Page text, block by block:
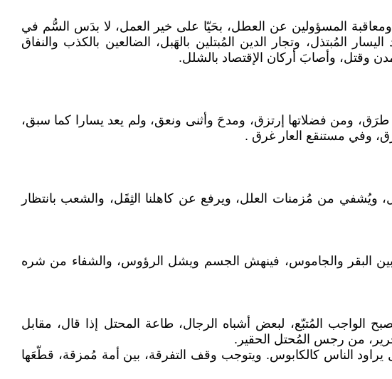
ومعاقبة المسؤولين عن العطل، بحَيّا على خير العمل، لا بدَس السُّم في
المُبتذل، وتجار الدين المُبتلين بالهَبل، الضالعين بالكذب والنفاق
وقتل، وأصابَ أركان الإقتصاد بالشلل.
طرَق، ومن فضلاتها إرتزق، ومدحَ وأثنى ونعق، ولم يعد يسارا كما سبق،
وفي مستنقع العار غرق .
من مُزمنات العلل، ويرفع عن كاهلنا الثِقَل، والشعب بانتظار
البقر والجاموس، فينهش الجسم ويشل الرؤوس، والشفاء من شره
الواجب المُتبّع، لبعض أشباه الرجال، طاعة المحتل إذا قال، مقابل
من رجس المُحتل الحقير.
الناس كالكابوس. ويتوجب وقف التفرقة، بين أمة مُمزقة، قطّعَها